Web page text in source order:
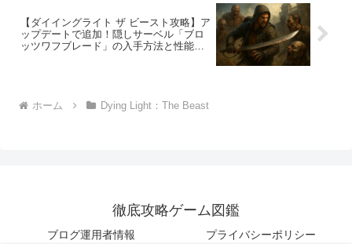
【ダイイングライト ザ ビースト攻略】ア
ップデートで追加！隠しサーベル「ブロ
ッツワフブレード」の入手方法と性能徹
ホーム Dying Light：The Beast
徹底攻略ゲーム図鑑
ブログ運用者情報 プライバシーポリシー